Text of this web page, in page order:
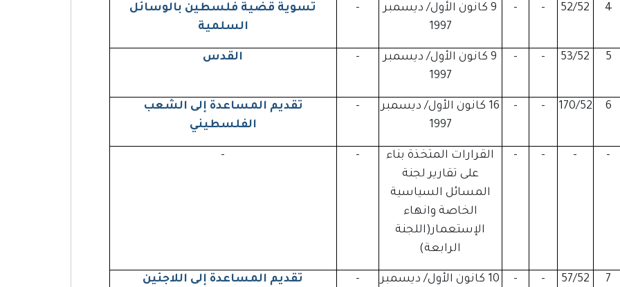
4
52/52
-
-
9 كانون الأول/ ديسمبر
1997
-
تسوية قضية فلسطين بالوسائل
السلمية
5
53/52
-
-
9 كانون الأول/ ديسمبر
1997
- القدس
6
170/52
-
-
16 كانون الأول/ ديسمبر
1997
-
تقديم المساعدة إلى الشعب
الفلسطيني
-
-
-
-
القرارات المتخذة بناء
على تقارير لجنة
المسائل السياسية
الخاصة وانهاء
الإستعمار(اللجنة
الرابعة)
-
-
7
57/52
-
-
10 كانون الأول/ ديسمبر
-
تقديم المساعدة إلى اللاجئين